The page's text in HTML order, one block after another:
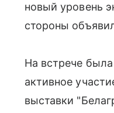
новый уровень
стороны
На встрече
активное
выставки